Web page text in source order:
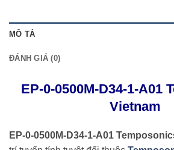
MÔ TẢ
ĐÁNH GIÁ (0)
EP-0-0500M-D34-1-A01
Vietnam
EP-0-0500M-D34-1-A01